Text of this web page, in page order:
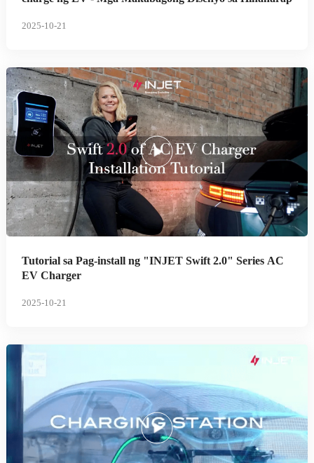
2025-10-21
Tutorial sa Pag-install ng "INJET Swift 2.0" Series AC
EV Charger
2025-10-21